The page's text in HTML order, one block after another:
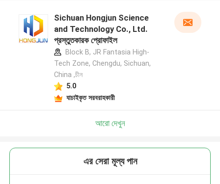
Sichuan Hongjun Science
and Technology Co., Ltd.
প্রস্তুতকারক প্রোফাইল
Block B, JR Fantasia High-
Tech Zone, Chengdu, Sichuan,
China ,চীন
5.0
যাচাইকৃত সরবরাহকারী
আরো দেখুন
এর সেরা মূল্য পান